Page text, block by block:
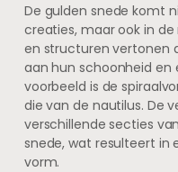
De gulden snede komt
creaties, maar ook in
en structuren vertonen
aan hun schoonheid en
voorbeeld is de
die van de nautilus. De
verschillende secties
snede, wat resulteert
vorm.